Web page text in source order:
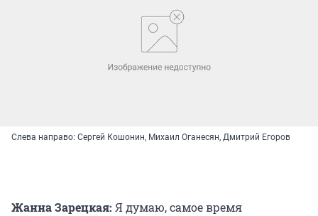
Слева направо: Сергей Кошонин, Михаил Оганесян, Дмитрий Егоров
Жанна Зарецкая: Я думаю, самое время